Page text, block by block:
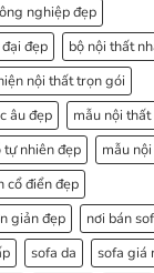
nghiệp đẹp
đẹp
bộ nội thất
nội thất trọn gói
âu đẹp
mẫu nội
nhiên đẹp
mẫu
cổ điển đẹp
giản đẹp
nơi bán
sofa da sofa giá